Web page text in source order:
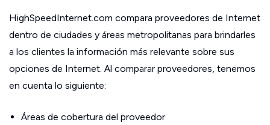
HighSpeedInternet.com compara proveedores de Internet
dentro de ciudades y áreas metropolitanas para brindarles
a los clientes la información más relevante sobre sus
opciones de Internet. Al comparar proveedores, tenemos
en cuenta lo siguiente:
Áreas de cobertura del proveedor